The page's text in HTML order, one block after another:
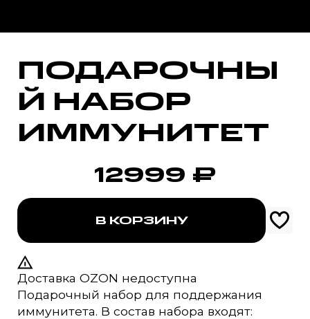
ПОДАРОЧНЫ
Й НАБОР
ИММУНИТЕТ
12999 ₽
В КОРЗИНУ
Доставка OZON недоступна
Подарочный набор для поддержания
иммунитета. В состав набора входят: